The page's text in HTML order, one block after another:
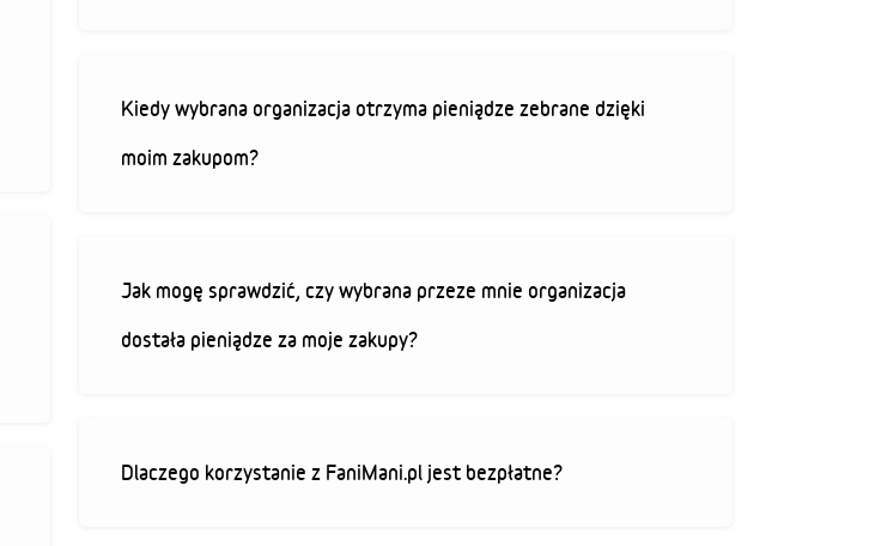
Kiedy wybrana organizacja otrzyma pieniądze zebrane dzięki
moim zakupom?
Jak mogę sprawdzić, czy wybrana przeze mnie organizacja
dostała pieniądze za moje zakupy?
Dlaczego korzystanie z FaniMani.pl jest bezpłatne?